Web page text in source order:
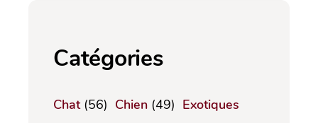
Catégories
Chat(56) Chien (49) Exotiques